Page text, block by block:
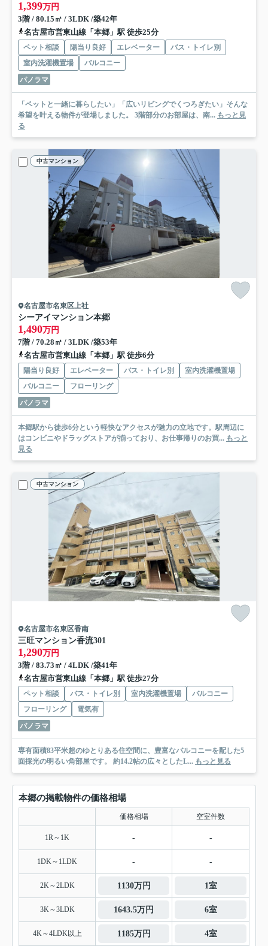
1,399万円
3階 / 80.15㎡ / 3LDK /築42年
名古屋市営東山線「本郷」駅 徒歩25分
ペット相談 陽当り良好 エレベーター
バス・トイレ別
室内洗濯機置場
バルコニー
パノラマ
「ペットと一緒に暮らしたい」「広いリビングでくつろぎたい」そんな
希望を叶える物件が登場しました。 3階部分のお部屋は、南... もっと見
る
中古マンション
名古屋市名東区上社
シーアイマンション本郷
1,490万円
7階 / 70.28㎡ / 3LDK /築53年
名古屋市営東山線「本郷」駅 徒歩6分
陽当り良好 エレベーター バス・トイレ別
室内洗濯機置場
バルコニー
フローリング
パノラマ
本郷駅から徒歩6分という軽快なアクセスが魅力の立地です。駅周辺に
はコンビニやドラッグストアが揃っており、お仕事帰りのお買... もっと
見る
中古マンション
名古屋市名東区香南
三旺マンション香流301
1,290万円
3階 / 83.73㎡ / 4LDK /築41年
名古屋市営東山線「本郷」駅 徒歩27分
ペット相談 バス・トイレ別 室内洗濯機置場
バルコニー
フローリング
電気有
パノラマ
専有面積83平米超のゆとりある住空間に、豊富なバルコニーを配した5
面採光の明るい角部屋です。 約14.2帖の広々としたL... もっと見る
本郷の掲載物件の価格相場
価格相場 空室件数
1R～1K - -
1DK～1LDK - -
2K～2LDK 1130万円 1室
3K～3LDK 1643.5万円 6室
4K～4LDK以上 1185万円 4室